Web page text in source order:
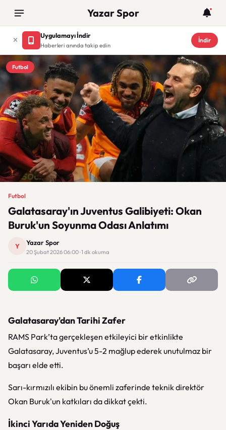
Yazar Spor
Uygulamayı İndir
Haberleri anında takip edin
İndir
Futbol
Futbol
Galatasaray'ın Juventus Galibiyeti: Okan
Buruk'un Soyunma Odası Anlatımı
Y Yazar Spor
20 Şubat 2026 06:00 · 1 dk okuma
Galatasaray'dan Tarihi Zafer
RAMS Park’ta gerçekleşen etkileyici bir etkinlikte
Galatasaray, Juventus’u 5-2 mağlup ederek unutulmaz bir
başarı elde etti.
Sarı-kırmızılı ekibin bu önemli zaferinde teknik direktör
Okan Buruk'un katkıları da dikkat çekti.
İkinci Yarıda Yeniden Doğuş